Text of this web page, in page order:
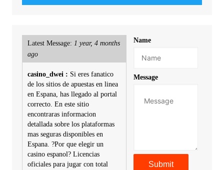
Latest Message: 1 year, 4 months
ago
casino_dwei : Si eres fanatico
de los sitios de apuestas en linea
en Espana, has llegado al portal
correcto. En este sitio
encontraras informacion
detallada sobre los plataformas
mas seguras disponibles en
Espana. ?Por que elegir un
casino espanol? Licencias
oficiales para jugar con total
Name
Message